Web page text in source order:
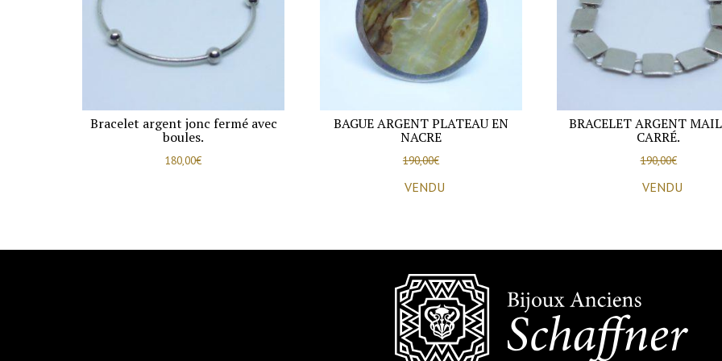
Bracelet argent jonc fermé avec
boules.
180,00€
BAGUE ARGENT PLATEAU EN
NACRE
190,00€
VENDU
BRACELET ARGENT
CARRÉ.
190,00€
VENDU